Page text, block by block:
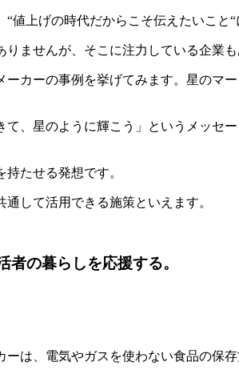
上げの時代だからこそ伝えたいこと“
ませんが、そこに注力している企業も
カーの事例を挙げてみます。星のマ
、星のように輝こう」というメッセ
たせる発想です。
して活用できる施策といえます。
者の暮らしを応援する。
は、電気やガスを使わない食品の保